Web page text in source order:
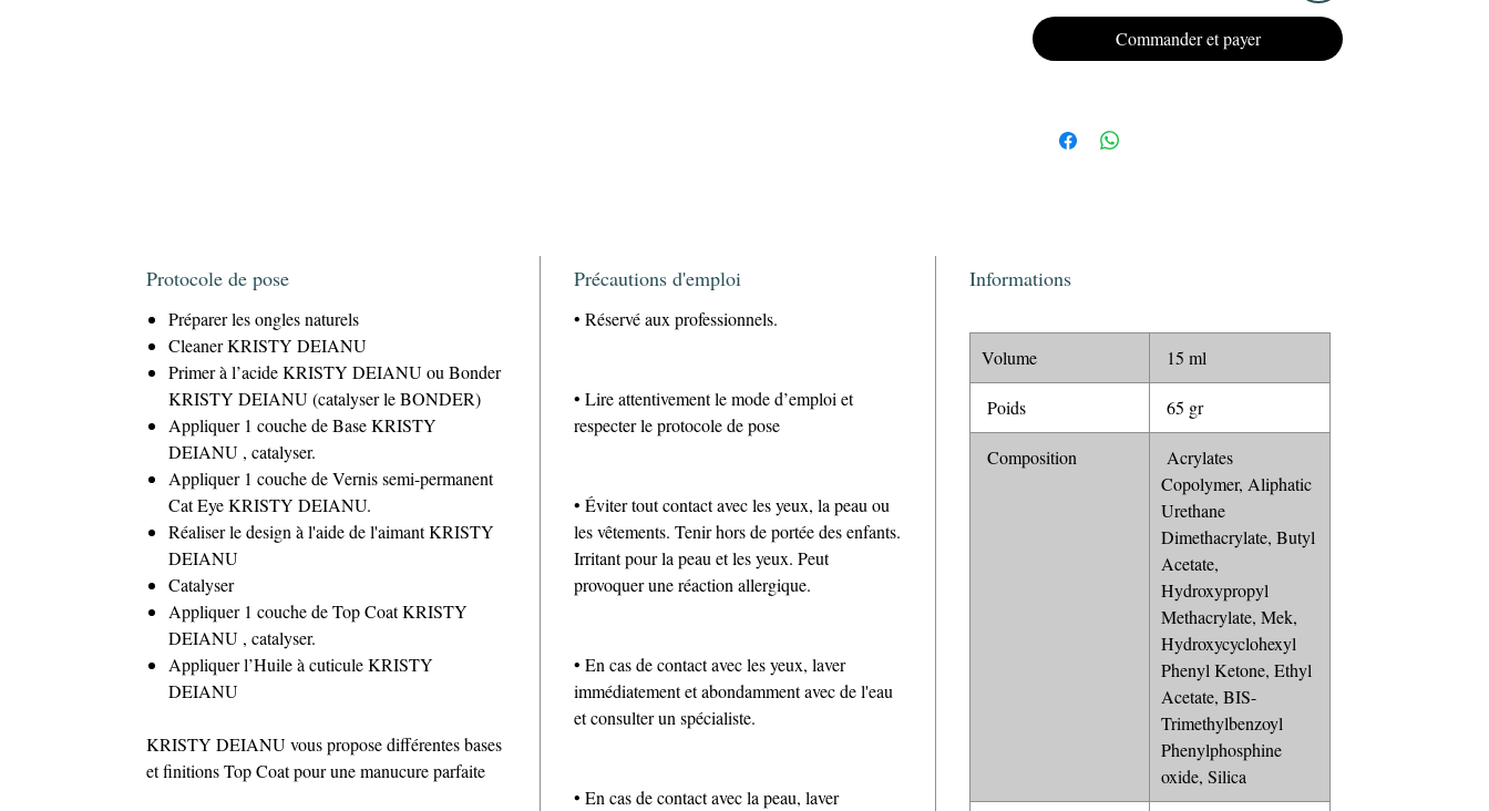
manucure impeccable pour un bon moment.
Offrez à vos ongles un look impeccable et
durable avec le vernis semi-permanentCat
Commander et payer
Protocole de pose
Préparer les ongles naturels
Cleaner KRISTY DEIANU
Primer à l’acide KRISTY DEIANU ou Bonder
KRISTY DEIANU (catalyser le BONDER)
Appliquer 1 couche de Base KRISTY
DEIANU , catalyser.
Appliquer 1 couche de Vernis semi-permanent
Cat Eye KRISTY DEIANU.
Réaliser le design à l'aide de l'aimant KRISTY
DEIANU
Catalyser
Appliquer 1 couche de Top Coat KRISTY
DEIANU , catalyser.
Appliquer l’Huile à cuticule KRISTY
DEIANU
KRISTY DEIANU vous propose différentes bases
et finitions Top Coat pour une manucure parfaite
Précautions d'emploi
• Réservé aux professionnels.
• Lire attentivement le mode d’emploi et
respecter le protocole de pose
• Éviter tout contact avec les yeux, la peau ou
les vêtements. Tenir hors de portée des enfants.
Irritant pour la peau et les yeux. Peut
provoquer une réaction allergique.
• En cas de contact avec les yeux, laver
immédiatement et abondamment avec de l'eau
et consulter un spécialiste.
• En cas de contact avec la peau, laver
Informations
Volume 15 ml
Poids 65 gr
Composition
Acrylates
Copolymer, Aliphatic
Urethane
Dimethacrylate, Butyl
Acetate,
Hydroxypropyl
Methacrylate, Mek,
Hydroxycyclohexyl
Phenyl Ketone, Ethyl
Acetate, BIS-
Trimethylbenzoyl
Phenylphosphine
oxide, Silica